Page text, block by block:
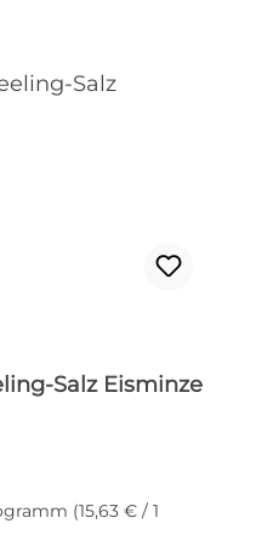
Salz Eisminze
(15,63 € / 1